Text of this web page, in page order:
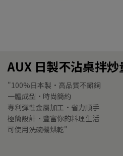
AUX 日製不沾桌拌炒
"100%日本製•高品質不鏽鋼
一體成型•時尚簡約
專利彈性金屬加工•省力順手
極簡設計•豐富你的料理生活
可使用洗碗機烘乾"